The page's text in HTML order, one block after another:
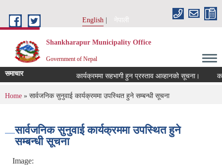
English
नेपाली
Shankharapur Municipality Office
Government of Nepal
समाचार कार्यक्रममा सहभागी हुन प्रस्ताव आव्हानको सूचना। कर
You are here
Home » सार्वजनिक सुनुवाई कार्यक्रममा उपस्थित हुने सम्बन्धी सूचना
सार्वजनिक सुनुवाई कार्यक्रममा उपस्थित हुने
सम्बन्धी सूचना
Image: